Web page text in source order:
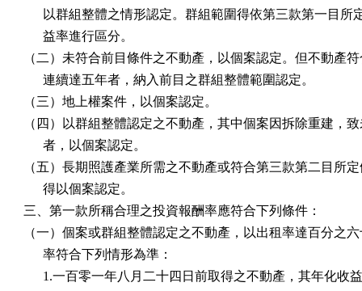
以群組整體之情形認定。群組範圍得依第三款第一目所
      益率進行區分。
（二）未符合前目條件之不動產，以個案認定。但不動產
      連續達五年者，納入前目之群組整體範圍認定。
（三）地上權案件，以個案認定。
（四）以群組整體認定之不動產，其中個案因拆除重建，
      者，以個案認定。
（五）長期照護產業所需之不動產或符合第三款第二目所
      得以個案認定。
三、第一款所稱合理之投資報酬率應符合下列條件：
（一）個案或群組整體認定之不動產，以出租率達百分之
      率符合下列情形為準：
1.一百零一年八月二十四日前取得之不動產，其年化收